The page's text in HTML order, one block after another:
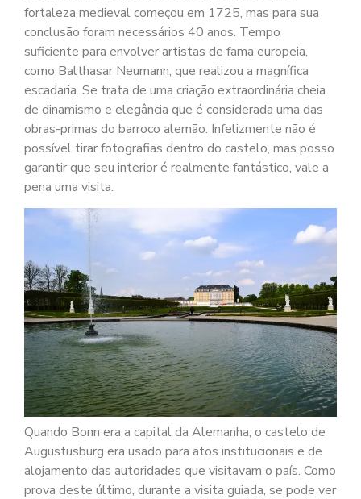
fortaleza medieval começou em 1725, mas para sua
conclusão foram necessários 40 anos. Tempo
suficiente para envolver artistas de fama europeia,
como Balthasar Neumann, que realizou a magnífica
escadaria. Se trata de uma criação extraordinária cheia
de dinamismo e elegância que é considerada uma das
obras-primas do barroco alemão. Infelizmente não é
possível tirar fotografias dentro do castelo, mas posso
garantir que seu interior é realmente fantástico, vale a
pena uma visita.
Quando Bonn era a capital da Alemanha, o castelo de
Augustusburg era usado para atos institucionais e de
alojamento das autoridades que visitavam o país. Como
prova deste último, durante a visita guiada, se pode ver